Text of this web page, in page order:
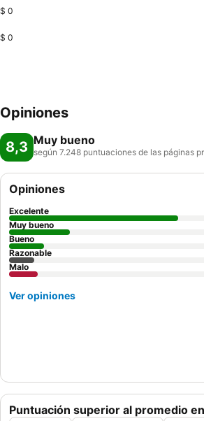
$ 0
$ 0
Opiniones
8,3 Muy bueno
según 7.248 puntuaciones de las páginas
Puntuación superior al promedio
Opiniones
Excelente
Muy bueno
Bueno
Razonable
Malo
Ver opiniones